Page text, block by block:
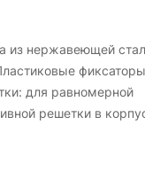
из нержавеющей
для равномерной
решетки в
воды в